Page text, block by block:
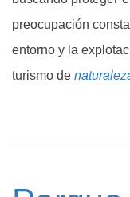
preocupación
entorno y la
turismo de